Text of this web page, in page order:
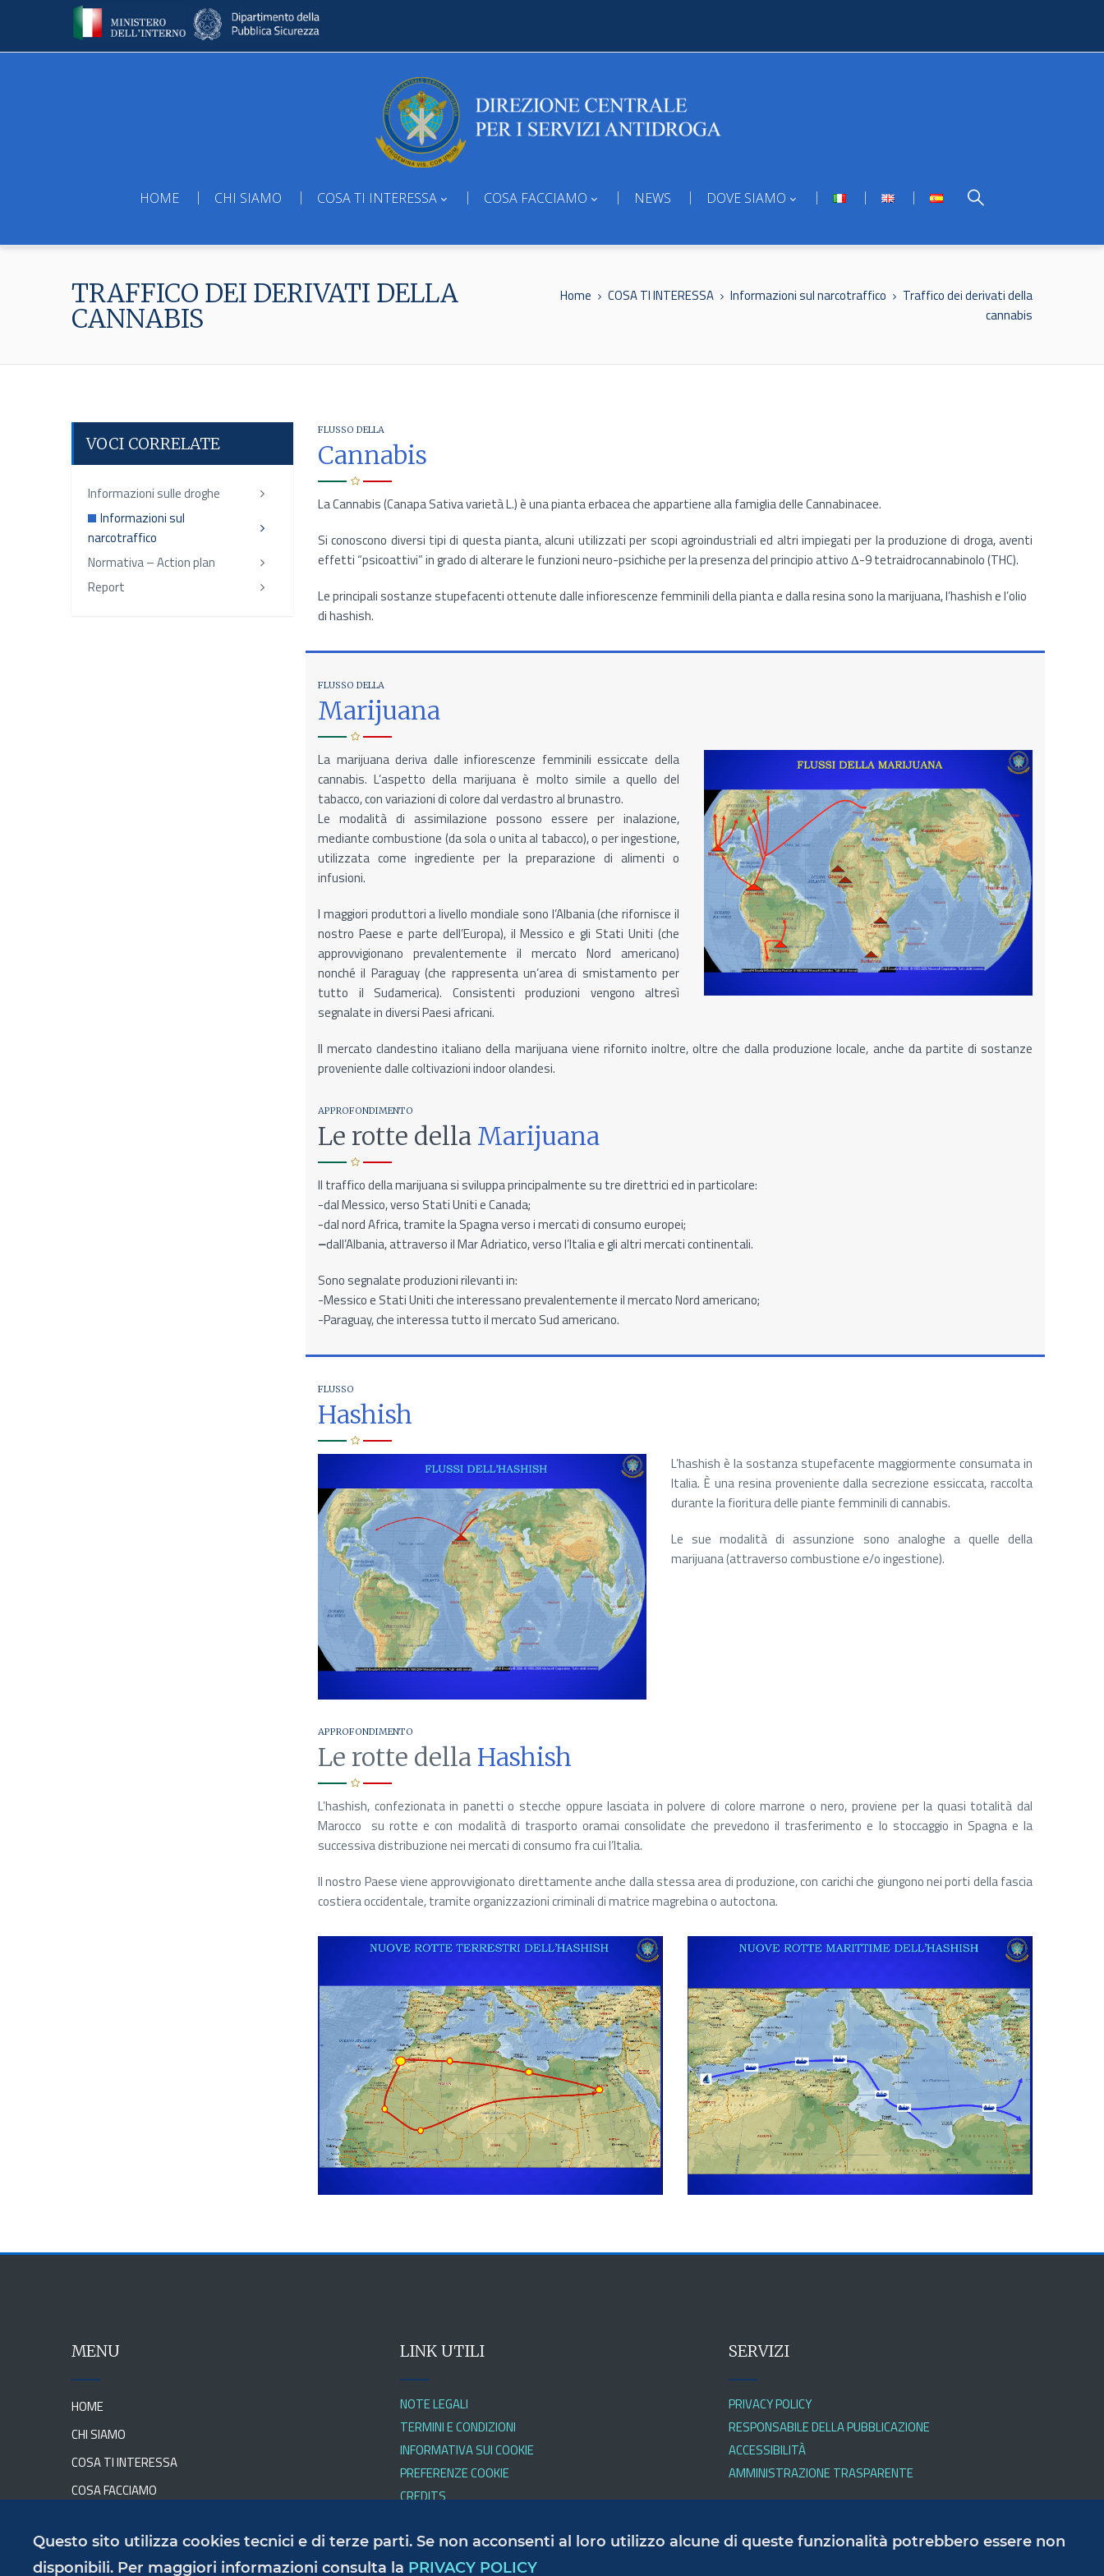
HOME CHI SIAMO COSA TI INTERESSA COSA FACCIAMO NEWS DOVE SIAMO
TRAFFICO DEI DERIVATI DELLA
CANNABIS
Home COSA TI INTERESSA Informazioni sul narcotraffico
Traffico dei derivati della
cannabis
VOCI CORRELATE
Informazioni sulle droghe
Informazioni sul
narcotraffico
Normativa – Action plan
Report
FLUSSO DELLA
Cannabis
La Cannabis (Canapa Sativa varietà L.) è una pianta erbacea che appartiene alla famiglia delle Cannabinacee.
Si conoscono diversi tipi di questa pianta, alcuni utilizzati per scopi agroindustriali ed altri impiegati per la produzione di droga, aventi
effetti “psicoattivi” in grado di alterare le funzioni neuro-psichiche per la presenza del principio attivo Δ-9 tetraidrocannabinolo (THC).
Le principali sostanze stupefacenti ottenute dalle infiorescenze femminili della pianta e dalla resina sono la marijuana, l’hashish e l’olio
di hashish.
FLUSSO DELLA
Marijuana
La marijuana deriva dalle infiorescenze femminili essiccate della
cannabis. L’aspetto della marijuana è molto simile a quello del
tabacco, con variazioni di colore dal verdastro al brunastro.
Le modalità di assimilazione possono essere per inalazione,
mediante combustione (da sola o unita al tabacco), o per ingestione,
utilizzata come ingrediente per la preparazione di alimenti o
infusioni.
I maggiori produttori a livello mondiale sono l’Albania (che rifornisce il
nostro Paese e parte dell’Europa), il Messico e gli Stati Uniti (che
approvvigionano prevalentemente il mercato Nord americano)
nonché il Paraguay (che rappresenta un’area di smistamento per
tutto il Sudamerica). Consistenti produzioni vengono altresì
segnalate in diversi Paesi africani.
Il mercato clandestino italiano della marijuana viene rifornito inoltre, oltre che dalla produzione locale, anche da partite di sostanze
proveniente dalle coltivazioni indoor olandesi.
APPROFONDIMENTO
Le rotte della Marijuana
Il traffico della marijuana si sviluppa principalmente su tre direttrici ed in particolare:
-dal Messico, verso Stati Uniti e Canada;
-dal nord Africa, tramite la Spagna verso i mercati di consumo europei;
–dall’Albania, attraverso il Mar Adriatico, verso l’Italia e gli altri mercati continentali.
Sono segnalate produzioni rilevanti in:
-Messico e Stati Uniti che interessano prevalentemente il mercato Nord americano;
-Paraguay, che interessa tutto il mercato Sud americano.
FLUSSO
Hashish
L’hashish è la sostanza stupefacente maggiormente consumata in
Italia. È una resina proveniente dalla secrezione essiccata, raccolta
durante la fioritura delle piante femminili di cannabis.
Le sue modalità di assunzione sono analoghe a quelle della
marijuana (attraverso combustione e/o ingestione).
APPROFONDIMENTO
Le rotte della Hashish
L’hashish, confezionata in panetti o stecche oppure lasciata in polvere di colore marrone o nero, proviene per la quasi totalità dal
Marocco su rotte e con modalità di trasporto oramai consolidate che prevedono il trasferimento e lo stoccaggio in Spagna e la
successiva distribuzione nei mercati di consumo fra cui l’Italia.
Il nostro Paese viene approvvigionato direttamente anche dalla stessa area di produzione, con carichi che giungono nei porti della fascia
costiera occidentale, tramite organizzazioni criminali di matrice magrebina o autoctona.
MENU
HOME
CHI SIAMO
COSA TI INTERESSA
COSA FACCIAMO
DOVE SIAMO
LINK UTILI
NOTE LEGALI
TERMINI E CONDIZIONI
INFORMATIVA SUI COOKIE
PREFERENZE COOKIE
CREDITS
SERVIZI
PRIVACY POLICY
RESPONSABILE DELLA PUBBLICAZIONE
ACCESSIBILITÀ
AMMINISTRAZIONE TRASPARENTE
Questo sito utilizza cookies tecnici e di terze parti. Se non acconsenti al loro utilizzo alcune di queste funzionalità potrebbero essere non
disponibili. Per maggiori informazioni consulta la PRIVACY POLICY